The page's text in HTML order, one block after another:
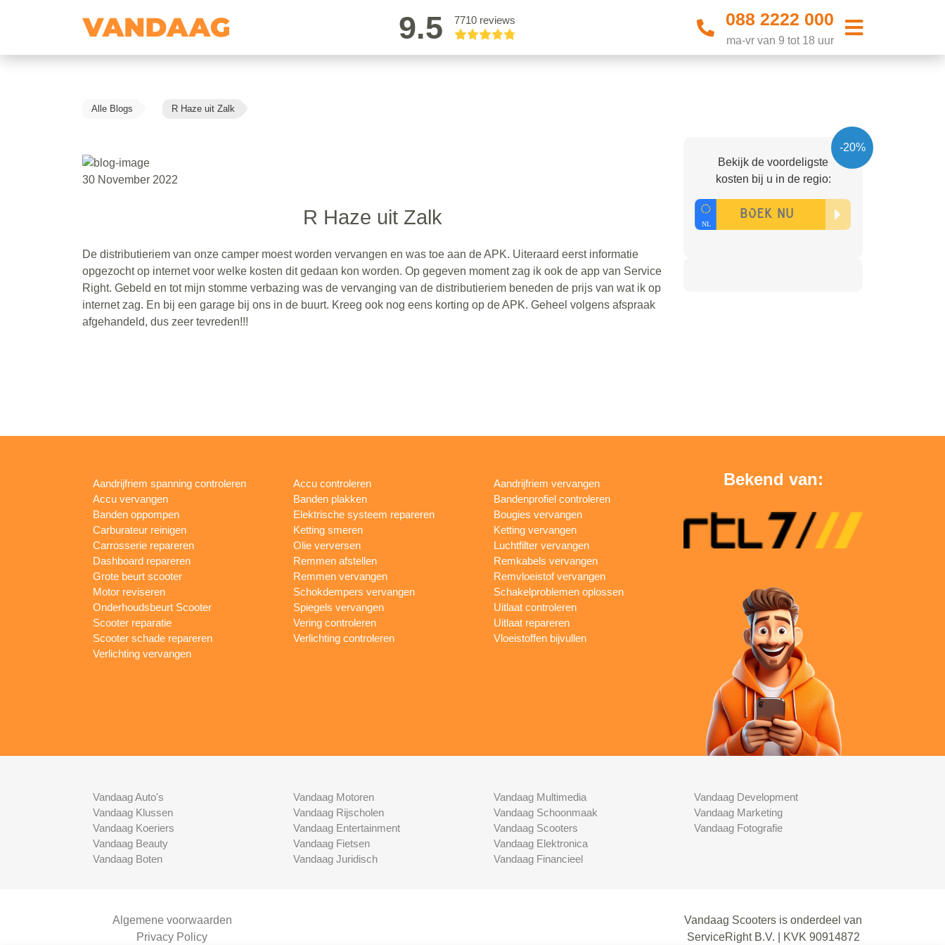
9.5 7710 reviews 088 2222 000
ma-vr van 9 tot 18 uur
Alle Blogs R Haze uit Zalk
30 November 2022
R Haze uit Zalk
De distributieriem van onze camper moest worden vervangen en was toe aan de APK. Uiteraard eerst informatie
opgezocht op internet voor welke kosten dit gedaan kon worden. Op gegeven moment zag ik ook de app van Service
Right. Gebeld en tot mijn stomme verbazing was de vervanging van de distributieriem beneden de prijs van wat ik op
internet zag. En bij een garage bij ons in de buurt. Kreeg ook nog eens korting op de APK. Geheel volgens afspraak
afgehandeld, dus zeer tevreden!!!
-20%
Bekijk de voordeligste
kosten bij u in de regio:
Aandrijfriem spanning controleren
Accu vervangen
Banden oppompen
Carburateur reinigen
Carrosserie repareren
Dashboard repareren
Grote beurt scooter
Motor reviseren
Onderhoudsbeurt Scooter
Scooter reparatie
Scooter schade repareren
Verlichting vervangen
Accu controleren
Banden plakken
Elektrische systeem repareren
Ketting smeren
Olie verversen
Remmen afstellen
Remmen vervangen
Schokdempers vervangen
Spiegels vervangen
Vering controleren
Verlichting controleren
Aandrijfriem vervangen
Bandenprofiel controleren
Bougies vervangen
Ketting vervangen
Luchtfilter vervangen
Remkabels vervangen
Remvloeistof vervangen
Schakelproblemen oplossen
Uitlaat controleren
Uitlaat repareren
Vloeistoffen bijvullen
Bekend van:
Vandaag Auto's
Vandaag Klussen
Vandaag Koeriers
Vandaag Beauty
Vandaag Boten
Vandaag Motoren
Vandaag Rijscholen
Vandaag Entertainment
Vandaag Fietsen
Vandaag Juridisch
Vandaag Multimedia
Vandaag Schoonmaak
Vandaag Scooters
Vandaag Elektronica
Vandaag Financieel
Vandaag Development
Vandaag Marketing
Vandaag Fotografie
Algemene voorwaarden
Privacy Policy
Vandaag Scooters is onderdeel van
ServiceRight B.V. | KVK 90914872